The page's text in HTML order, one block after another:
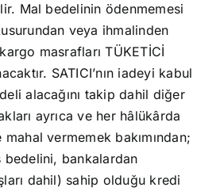
Mal bedelinin ödenmemesi
veya ihmalinden
masrafları TÜKETİCİ
SATICI’nın iadeyi kabul
alacağını takip dahil diğer
ayrıca ve her hâlükârda
mahal vermemek bakımından;
bedelini, bankalardan
dahil) sahip olduğu kredi